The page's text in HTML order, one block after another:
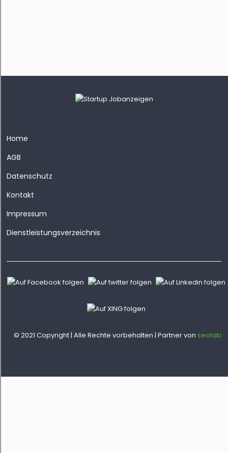
Home
AGB
Datenschutz
Kontakt
Impressum
Dienstleistungsverzeichnis
© 2021 Copyright | Alle Rechte vorbehalten | Partner von seotab